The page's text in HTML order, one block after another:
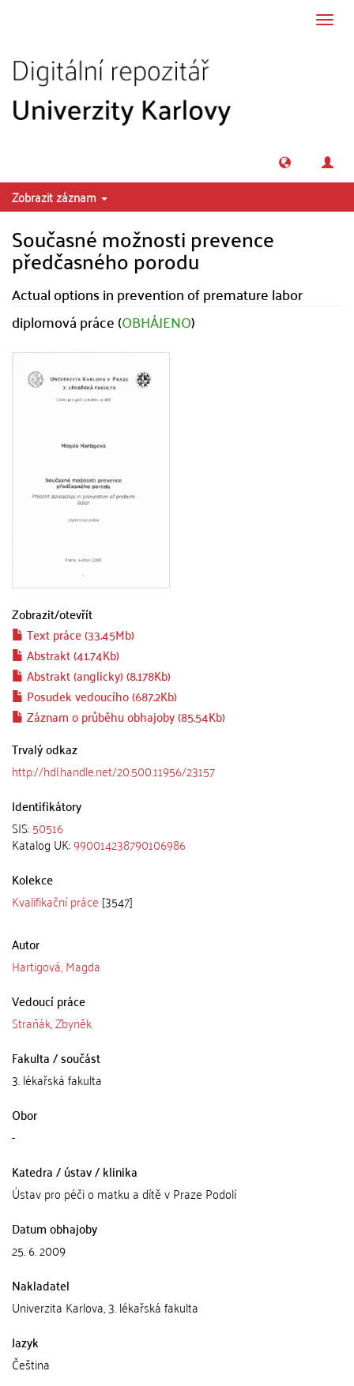
Zobrazit záznam
Současné možnosti prevence
předčasného porodu
Actual options in prevention of premature labor
diplomová práce (OBHÁJENO)
Zobrazit/otevřít
Text práce (33.45Mb)
Abstrakt (41.74Kb)
Abstrakt (anglicky) (8.178Kb)
Posudek vedoucího (687.2Kb)
Záznam o průběhu obhajoby (85.54Kb)
Trvalý odkaz
http://hdl.handle.net/20.500.11956/23157
Identifikátory
SIS:50516
Katalog UK:990014238790106986
Kolekce
Kvalifikační práce [3547]
Autor
Hartigová, Magda
Vedoucí práce
Straňák, Zbyněk
Fakulta / součást
3. lékařská fakulta
Obor
-
Katedra / ústav / klinika
Ústav pro péči o matku a dítě v Praze Podolí
Datum obhajoby
25. 6. 2009
Nakladatel
Univerzita Karlova, 3. lékařská fakulta
Jazyk
Čeština